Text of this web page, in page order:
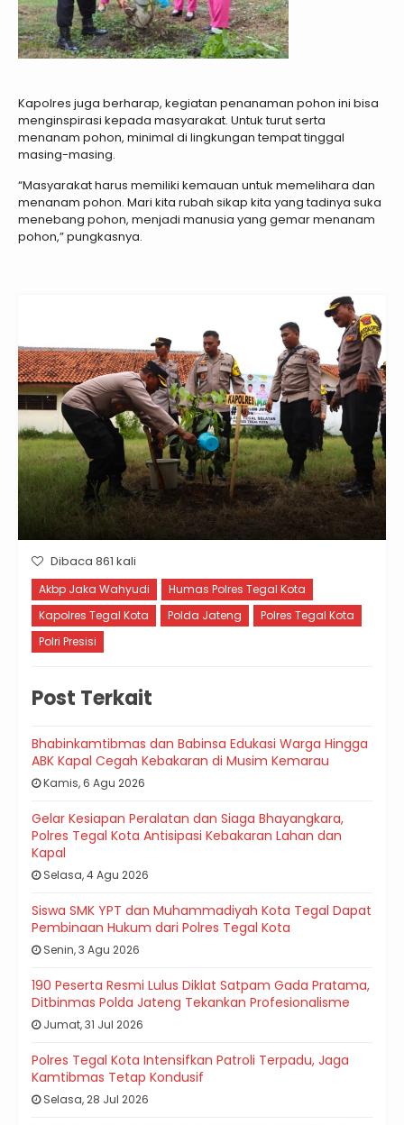
Kapolres juga berharap, kegiatan penanaman pohon ini bisa
menginspirasi kepada masyarakat. Untuk turut serta
menanam pohon, minimal di lingkungan tempat tinggal
masing-masing.
“Masyarakat harus memiliki kemauan untuk memelihara dan
menanam pohon. Mari kita rubah sikap kita yang tadinya suka
menebang pohon, menjadi manusia yang gemar menanam
pohon,” pungkasnya.
Dibaca 861 kali
Akbp Jaka Wahyudi
Humas Polres Tegal Kota
Kapolres Tegal Kota
Polda Jateng
Polres Tegal Kota
Polri Presisi
Post Terkait
Bhabinkamtibmas dan Babinsa Edukasi Warga Hingga
ABK Kapal Cegah Kebakaran di Musim Kemarau
Kamis, 6 Agu 2026
Gelar Kesiapan Peralatan dan Siaga Bhayangkara,
Polres Tegal Kota Antisipasi Kebakaran Lahan dan
Kapal
Selasa, 4 Agu 2026
Siswa SMK YPT dan Muhammadiyah Kota Tegal Dapat
Pembinaan Hukum dari Polres Tegal Kota
Senin, 3 Agu 2026
190 Peserta Resmi Lulus Diklat Satpam Gada Pratama,
Ditbinmas Polda Jateng Tekankan Profesionalisme
Jumat, 31 Jul 2026
Polres Tegal Kota Intensifkan Patroli Terpadu, Jaga
Kamtibmas Tetap Kondusif
Selasa, 28 Jul 2026